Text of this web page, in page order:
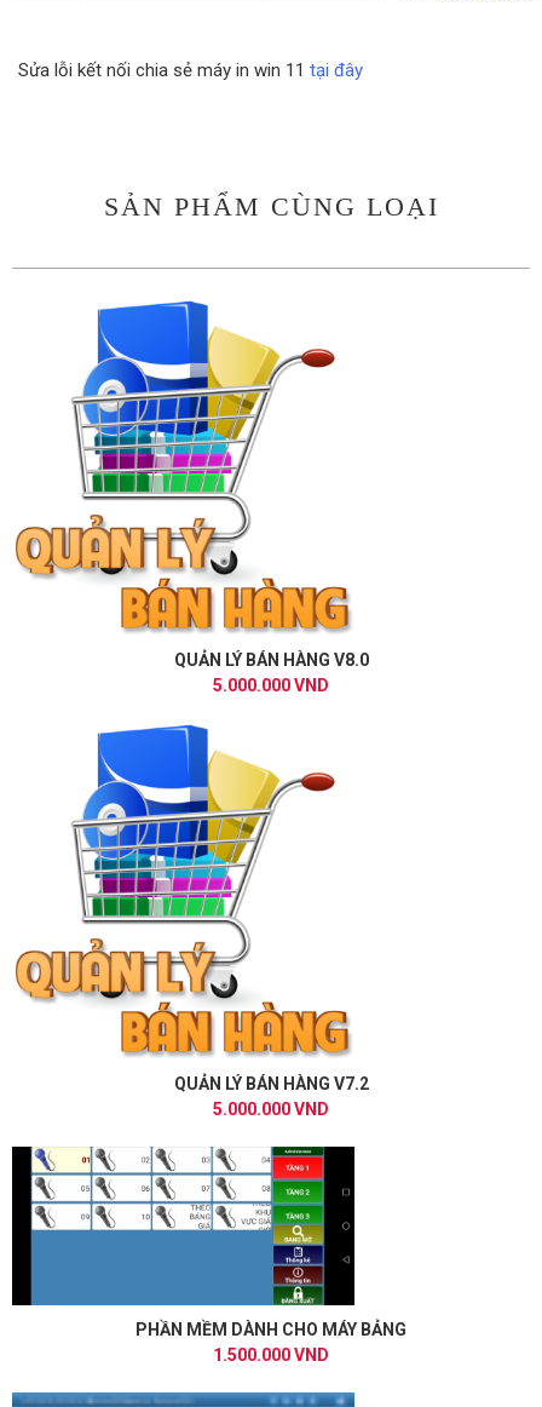
Sửa lỗi kết nối chia sẻ máy in win 11 tại đây
SẢN PHẨM CÙNG LOẠI
QUẢN LÝ BÁN HÀNG V8.0
5.000.000 VND
QUẢN LÝ BÁN HÀNG V7.2
5.000.000 VND
PHẦN MỀM DÀNH CHO MÁY BẢNG
1.500.000 VND